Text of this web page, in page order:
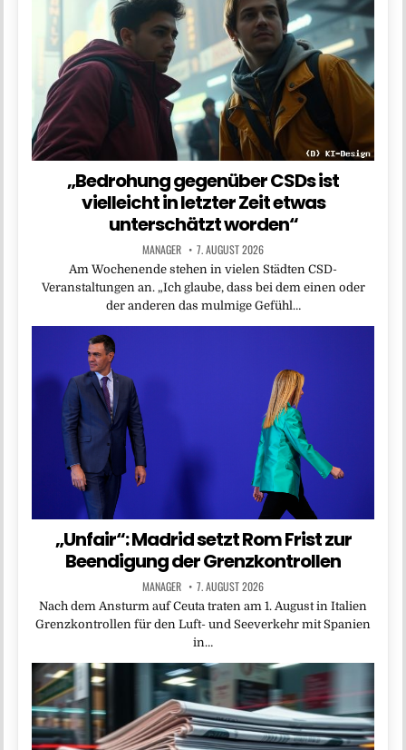
„Bedrohung gegenüber CSDs ist
vielleicht in letzter Zeit etwas
unterschätzt worden“
MANAGER 7. AUGUST 2026
Am Wochenende stehen in vielen Städten CSD-
Veranstaltungen an. „Ich glaube, dass bei dem einen oder
der anderen das mulmige Gefühl…
„Unfair“: Madrid setzt Rom Frist zur
Beendigung der Grenzkontrollen
MANAGER 7. AUGUST 2026
Nach dem Ansturm auf Ceuta traten am 1. August in Italien
Grenzkontrollen für den Luft- und Seeverkehr mit Spanien
in…